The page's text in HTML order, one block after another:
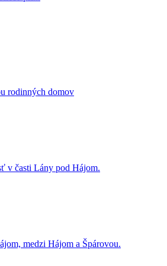
rodinných domov
v časti Lány pod Hájom.
medzi Hájom a Špárovou.